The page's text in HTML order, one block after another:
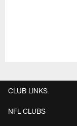
CLUB LINKS
NFL CLUBS